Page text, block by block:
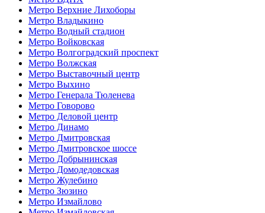
Метро Верхние Лихоборы
Метро Владыкино
Метро Водный стадион
Метро Войковская
Метро Волгоградский проспект
Метро Волжская
Метро Выставочный центр
Метро Выхино
Метро Генерала Тюленева
Метро Говорово
Метро Деловой центр
Метро Динамо
Метро Дмитровская
Метро Дмитровское шоссе
Метро Добрынинская
Метро Домодедовская
Метро Жулебино
Метро Зюзино
Метро Измайлово